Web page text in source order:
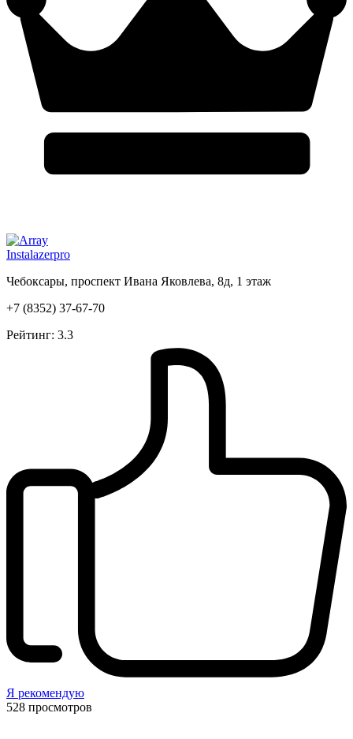
Instalazerpro
Чебоксары, проспект Ивана Яковлева, 8д, 1 этаж
+7 (8352) 37-67-70
Рейтинг: 3.3
Я рекомендую
528 просмотров